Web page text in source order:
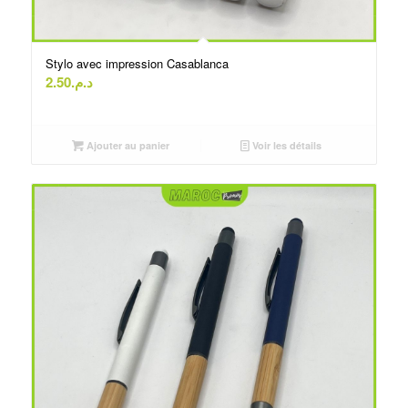
Stylo avec impression Casablanca
د.م.2.50
Ajouter au panier Voir les détails